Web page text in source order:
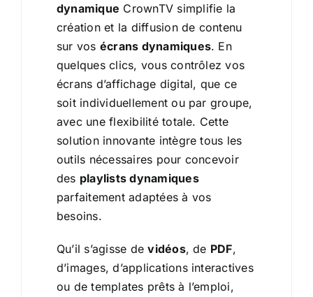
dynamique CrownTV simplifie la
création et la diffusion de contenu
sur vos écrans dynamiques. En
quelques clics, vous contrôlez vos
écrans d’affichage digital, que ce
soit individuellement ou par groupe,
avec une flexibilité totale. Cette
solution innovante intègre tous les
outils nécessaires pour concevoir
des playlists dynamiques
parfaitement adaptées à vos
besoins.
Qu’il s’agisse devidéos, de PDF,
d’images, d’applications interactives
ou de templates prêts à l’emploi,